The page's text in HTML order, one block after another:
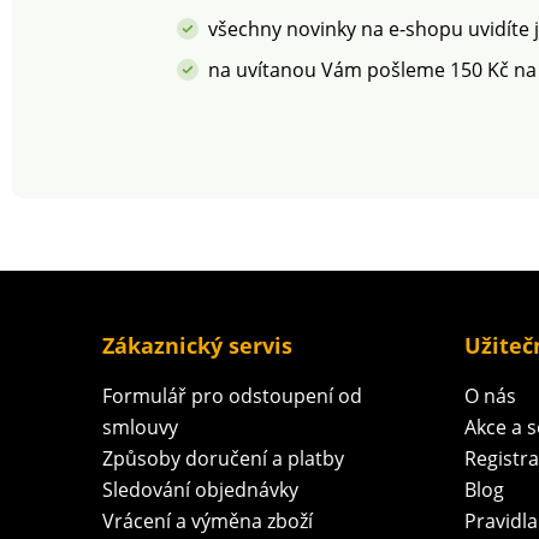
všechny novinky na e-shopu uvidíte
na uvítanou Vám pošleme 150 Kč
Zákaznický servis
Formulář pro odstoupení od
smlouvy
Způsoby doručení a platby
Sledování objednávky
Vrácení a výměna zboží
O nás
Akce a
Blog